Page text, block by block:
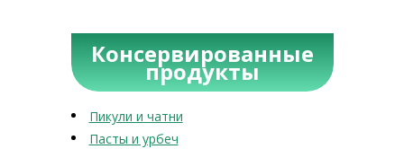
Консервированные
продукты
Пикули и чатни
Пасты и урбеч